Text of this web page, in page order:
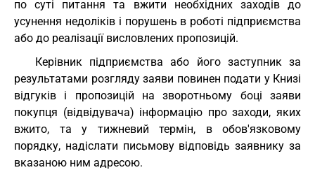
по суті питання та вжити необхідних заходів до
усунення недоліків і порушень в роботі підприємства
або до реалізації висловлених пропозицій.
Керівник підприємства або його заступник за
результатами розгляду заяви повинен подати у Книзі
відгуків і пропозицій на зворотньому боці заяви
покупця (відвідувача) інформацію про заходи, яких
вжито, та у тижневий термін, в обов'язковому
порядку, надіслати письмову відповідь заявнику за
вказаною ним адресою.